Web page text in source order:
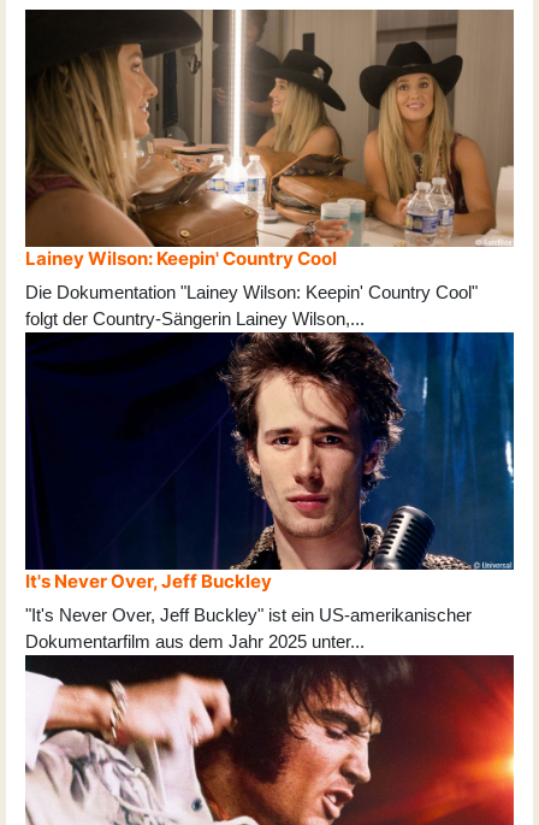
Lainey Wilson: Keepin' Country Cool
Die Dokumentation "Lainey Wilson: Keepin' Country Cool"
folgt der Country-Sängerin Lainey Wilson,...
It's Never Over, Jeff Buckley
"It's Never Over, Jeff Buckley" ist ein US-amerikanischer
Dokumentarfilm aus dem Jahr 2025 unter...